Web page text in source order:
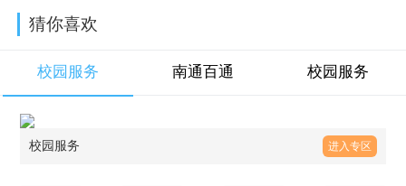
猜你喜欢
校园服务 南通百通 校园服务
校园服务 进入专区